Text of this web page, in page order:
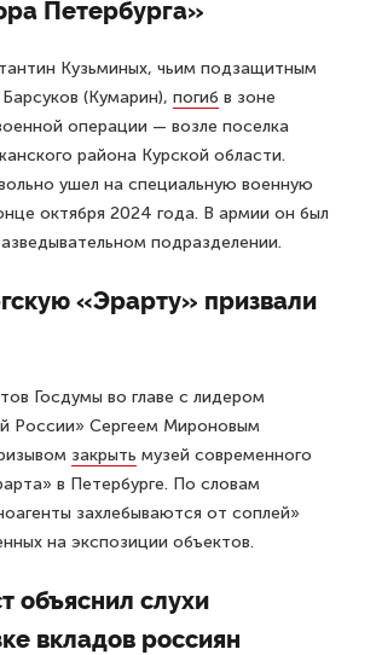
Петербурга»
Кузьминых, чьим подзащитным
(Кумарин), погиб в зоне
операции — возле поселка
района Курской области.
ушел на специальную военную
октября 2024 года. В армии он был
подразделении.
«Эрарту» призвали
Госдумы во главе с лидером
России» Сергеем Мироновым
закрыть музей современного
в Петербурге. По словам
захлебываются от соплей»
на экспозиции объектов.
объяснил слухи
вкладов россиян